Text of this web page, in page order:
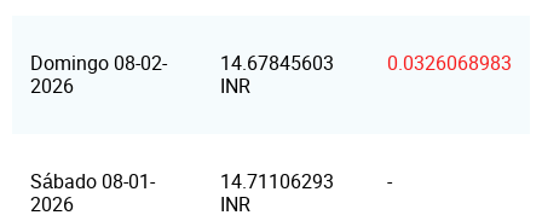
Domingo 08-02-
2026
14.67845603
INR
0.0326068983
Sábado 08-01-
2026
14.71106293
INR
-